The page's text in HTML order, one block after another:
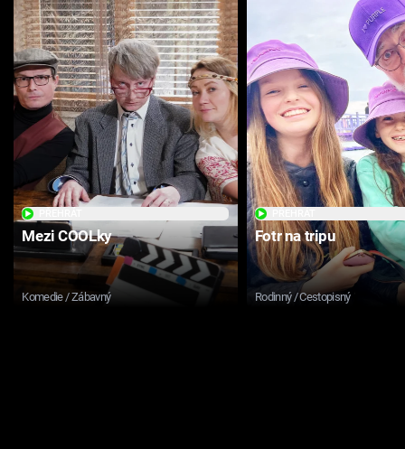
Mezi COOLky
Komedie / Zábavný
Fotr na tripu
Rodinný / Cestopisný